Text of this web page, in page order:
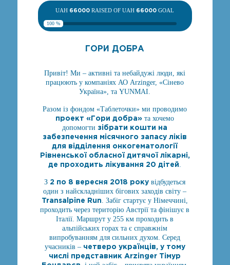
UAH 66000 RAISED OF UAH 66000 GOAL
100 %
ГОРИ ДОБРА
Привіт! Ми – активні та небайдужі люди, які
працюють у компаніях АО Arzinger, «Сінево
Україна», та YUNMAI.
Разом із фондом «Таблеточки» ми проводимо
проект «Гори добра» та хочемо
допомогтизібрати кошти на
забезпечення місячного запасу ліків
для відділення онкогематології
Рівненської обласної дитячої лікарні,
де проходить лікування 20 дітей.
З 2 по 8 вересня 2018 рокувідбудеться
один з найскладніших бігових заходів світу –
Transalpine Run. Забіг стартує у Німеччині,
проходить через територію Австрії та фінішує в
Італії. Маршрут у 255 км проходить в
альпійських горах та є справжнім
випробуванням для сильних духом. Серед
учасників – четверо українців, у тому
числі представник Arzinger Тімур